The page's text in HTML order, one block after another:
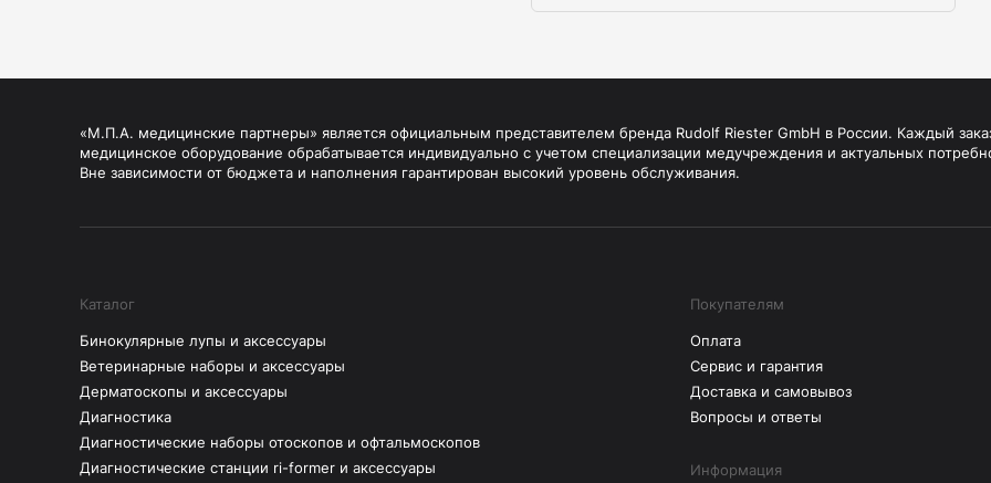
«М.П.А. медицинские партнеры» является официальным представителем бренда Rudolf Riester GmbH в России. Каждый
медицинское оборудование обрабатывается индивидуально с учетом специализации медучреждения и актуальных
Вне зависимости от бюджета и наполнения гарантирован высокий уровень обслуживания.
Каталог
Бинокулярные лупы и аксессуары
Ветеринарные наборы и аксессуары
Дерматоскопы и аксессуары
Диагностика
Диагностические наборы отоскопов и офтальмоскопов
Диагностические станции ri-former и аксессуары
Покупателям
Оплата
Сервис и гарантия
Доставка и самовывоз
Вопросы и ответы
Информация